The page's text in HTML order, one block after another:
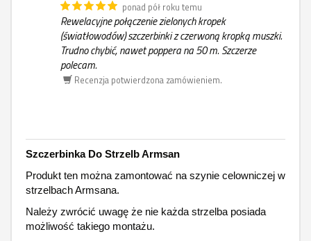
ponad pół roku temu
Rewelacyjne połączenie zielonych kropek
(światłowodów) szczerbinki z czerwoną kropką muszki.
Trudno chybić, nawet poppera na 50 m. Szczerze
polecam.
Recenzja potwierdzona zamówieniem.
Szczerbinka Do Strzelb Armsan
Produkt ten można zamontować na szynie celowniczej w
strzelbach Armsana.
Należy zwrócić uwagę że nie każda strzelba posiada
możliwość takiego montażu.